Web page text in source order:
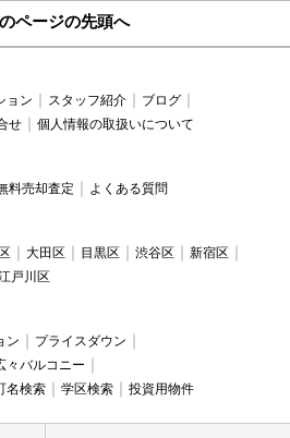
ページの先頭へ
ョン スタッフ紹介
ブログ
せ 個人情報の取扱いについて
料売却査定 よくある質問
大田区 目黒区 渋谷区
新宿区
戸川区
ン
プライスダウン
々バルコニー
名検索 学区検索 投資用物件